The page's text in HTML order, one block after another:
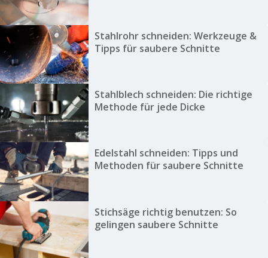
Stahlrohr schneiden: Werkzeuge &
Tipps für saubere Schnitte
Stahlblech schneiden: Die richtige
Methode für jede Dicke
Edelstahl schneiden: Tipps und
Methoden für saubere Schnitte
Stichsäge richtig benutzen: So
gelingen saubere Schnitte